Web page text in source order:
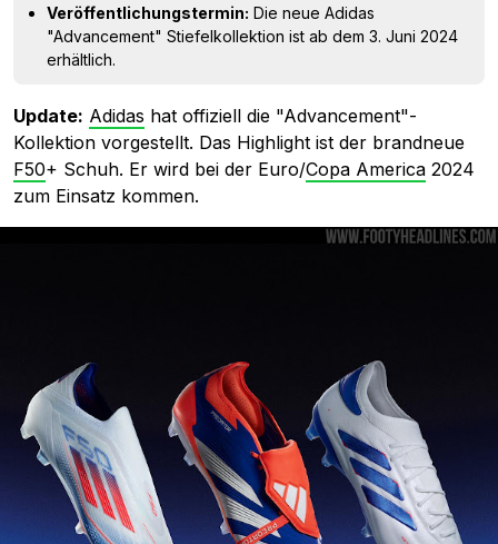
Veröffentlichungstermin: Die neue Adidas
"Advancement" Stiefelkollektion ist ab dem 3. Juni 2024
erhältlich.
Update: Adidas hat offiziell die "Advancement"-
Kollektion vorgestellt. Das Highlight ist der brandneue
F50+ Schuh. Er wird bei der Euro/Copa America 2024
zum Einsatz kommen.